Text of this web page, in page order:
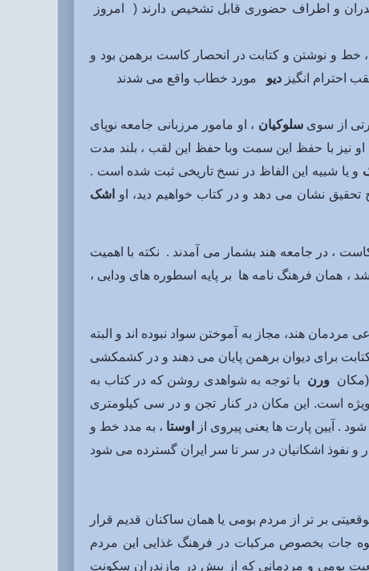
و اطراف حضوری قابل تشخیص دارند ( امروز
خط و نوشتن و کتابت در انحصار کاست برهمن بود و
احترام انگیز دیو مورد خطاب واقع می شدند
از سویسلوکیان ، او مامور مرزبانی جامعه نوپای
نیز با حفظ این سمت وبا حفظ این لقب ، بلند مدت
و یا شبیه این الفاظ در نسخ تاریخی ثبت شده است .
تحقیق نشان می دهد و در کتاب خواهیم دید، او اشک
، در جامعه هند بشمار می آمدند . نکته با اهمیت
، همان فرهنگ نامه ها بر پایه اسطوره های ودایی ،
مردمان هند، مجاز به آموختن سواد نبوده اند و البته
برای دیوان برهمن پایان می دهند و در کشمکشی
(مکان ورن
با توجه به شواهدی روشن که در کتاب به
است. این مکان در کنار تجن و در سی کیلومتری
. آیین پارت ها یعنی پیروی از اوستا ، به مدد خط و
و نفوذ اشکانیان در سر تا سر ایران گسترده می شود
بر تر از مردم بومی یا همان ساکنان قدیم قرار
جات بخصوص مرکبات در فرهنگ غذایی این مردم
بومی و مردمانی که از پیش در مازندران سکونت